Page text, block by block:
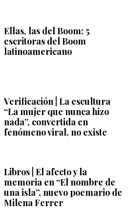
Ellas, las del Boom: 5
escritoras del Boom
latinoamericano
Verificación | La escultura
“La mujer que nunca hizo
nada”, convertida en
fenómeno viral, no existe
Libros | El afecto y la
memoria en “El nombre de
una isla”, nuevo poemario de
Milena Ferrer